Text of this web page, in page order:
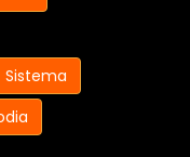
Sistema